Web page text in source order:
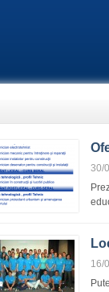
30/
16/